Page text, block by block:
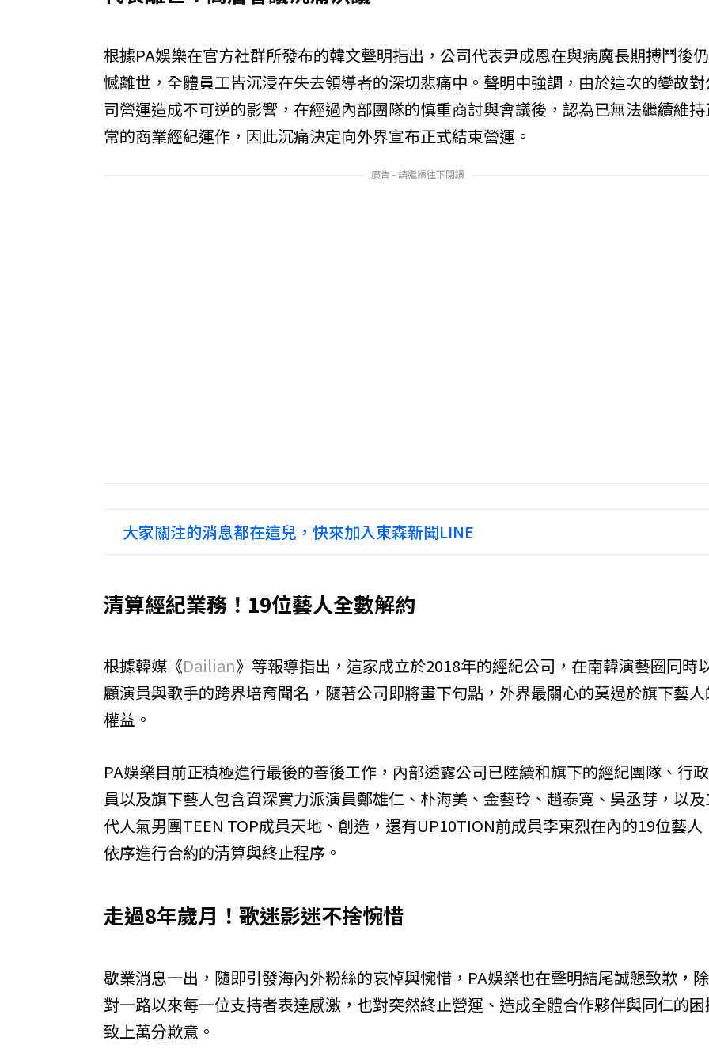
根據PA娛樂在官方社群所發布的韓文聲明指出，公司代表尹成恩在與病魔長期搏鬥後
憾離世，全體員工皆沉浸在失去領導者的深切悲痛中。聲明中強調，由於這次的變故
司營運造成不可逆的影響，在經過內部團隊的慎重商討與會議後，認為已無法繼續維
常的商業經紀運作，因此沉痛決定向外界宣布正式結束營運。
廣告 - 請繼續往下閱讀
大家關注的消息都在這兒，快來加入東森新聞LINE
清算經紀業務！19位藝人全數解約
根據韓媒《Dailian》等報導指出，這家成立於2018年的經紀公司，在南韓演藝圈同時
顧演員與歌手的跨界培育聞名，隨著公司即將畫下句點，外界最關心的莫過於旗下藝
權益。
PA娛樂目前正積極進行最後的善後工作，內部透露公司已陸續和旗下的經紀團隊、行
員以及旗下藝人包含資深實力派演員鄭雄仁、朴海美、金藝玲、趙泰寬、吳丞芽，以
代人氣男團TEEN TOP成員天地、創造，還有UP10TION前成員李東烈在內的19位藝人
依序進行合約的清算與終止程序。
走過8年歲月！歌迷影迷不捨惋惜
歇業消息一出，隨即引發海內外粉絲的哀悼與惋惜，PA娛樂也在聲明結尾誠懇致歉，
對一路以來每一位支持者表達感激，也對突然終止營運、造成全體合作夥伴與同仁的
致上萬分歉意。